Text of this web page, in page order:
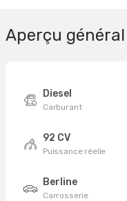
Aperçu général
Diesel
Carburant
92 CV
Puissance réelle
Berline
Carrosserie